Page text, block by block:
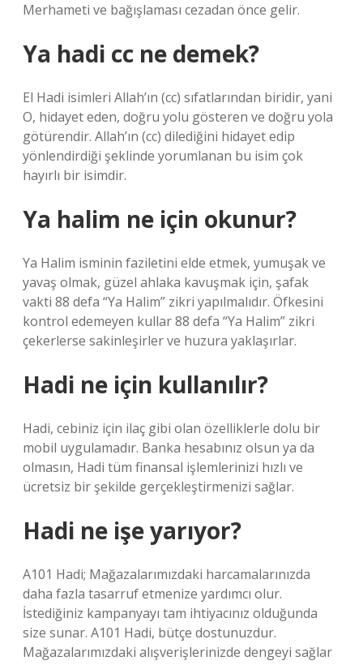
Merhameti ve bağışlaması cezadan önce gelir.
Ya hadi cc ne demek?
El Hadi isimleri Allah’ın (cc) sıfatlarından biridir, yani
O, hidayet eden, doğru yolu gösteren ve doğru yola
götürendir. Allah’ın (cc) dilediğini hidayet edip
yönlendirdiği şeklinde yorumlanan bu isim çok
hayırlı bir isimdir.
Ya halim ne için okunur?
Ya Halim isminin faziletini elde etmek, yumuşak ve
yavaş olmak, güzel ahlaka kavuşmak için, şafak
vakti 88 defa “Ya Halim” zikri yapılmalıdır. Öfkesini
kontrol edemeyen kullar 88 defa “Ya Halim” zikri
çekerlerse sakinleşirler ve huzura yaklaşırlar.
Hadi ne için kullanılır?
Hadi, cebiniz için ilaç gibi olan özelliklerle dolu bir
mobil uygulamadır. Banka hesabınız olsun ya da
olmasın, Hadi tüm finansal işlemlerinizi hızlı ve
ücretsiz bir şekilde gerçekleştirmenizi sağlar.
Hadi ne işe yarıyor?
A101 Hadi; Mağazalarımızdaki harcamalarınızda
daha fazla tasarruf etmenize yardımcı olur.
İstediğiniz kampanyayı tam ihtiyacınız olduğunda
size sunar. A101 Hadi, bütçe dostunuzdur.
Mağazalarımızdaki alışverişlerinizde dengeyi sağlar